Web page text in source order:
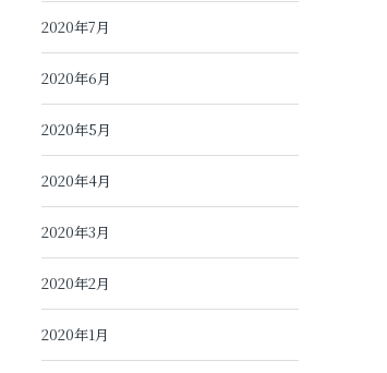
2020年7月
2020年6月
2020年5月
2020年4月
2020年3月
2020年2月
2020年1月